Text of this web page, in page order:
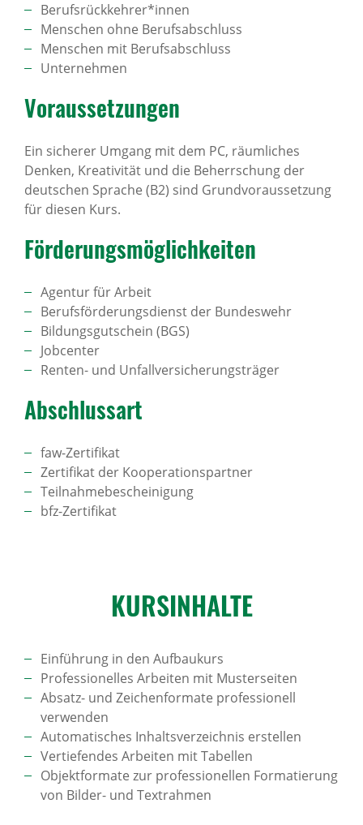
Berufsrückkehrer*innen
Menschen ohne Berufsabschluss
Menschen mit Berufsabschluss
Unternehmen
Voraus­set­zungen
Ein sicherer Umgang mit dem PC, räumliches
Denken, Kreativität und die Beherrschung der
deutschen Sprache (B2) sind Grundvoraussetzung
für diesen Kurs.
Förde­rungs­mög­lich­keiten
Agentur für Arbeit
Berufsförderungsdienst der Bundeswehr
Bildungsgutschein (BGS)
Jobcenter
Renten- und Unfallversicherungsträger
Abschlussart
faw-Zertifikat
Zertifikat der Kooperationspartner
Teilnahmebescheinigung
bfz-Zertifikat
KURS­IN­HALTE
Einführung in den Aufbaukurs
Professionelles Arbeiten mit Musterseiten
Absatz- und Zeichenformate professionell
verwenden
Automatisches Inhaltsverzeichnis erstellen
Vertiefendes Arbeiten mit Tabellen
Objektformate zur professionellen Formatierung
von Bilder- und Textrahmen